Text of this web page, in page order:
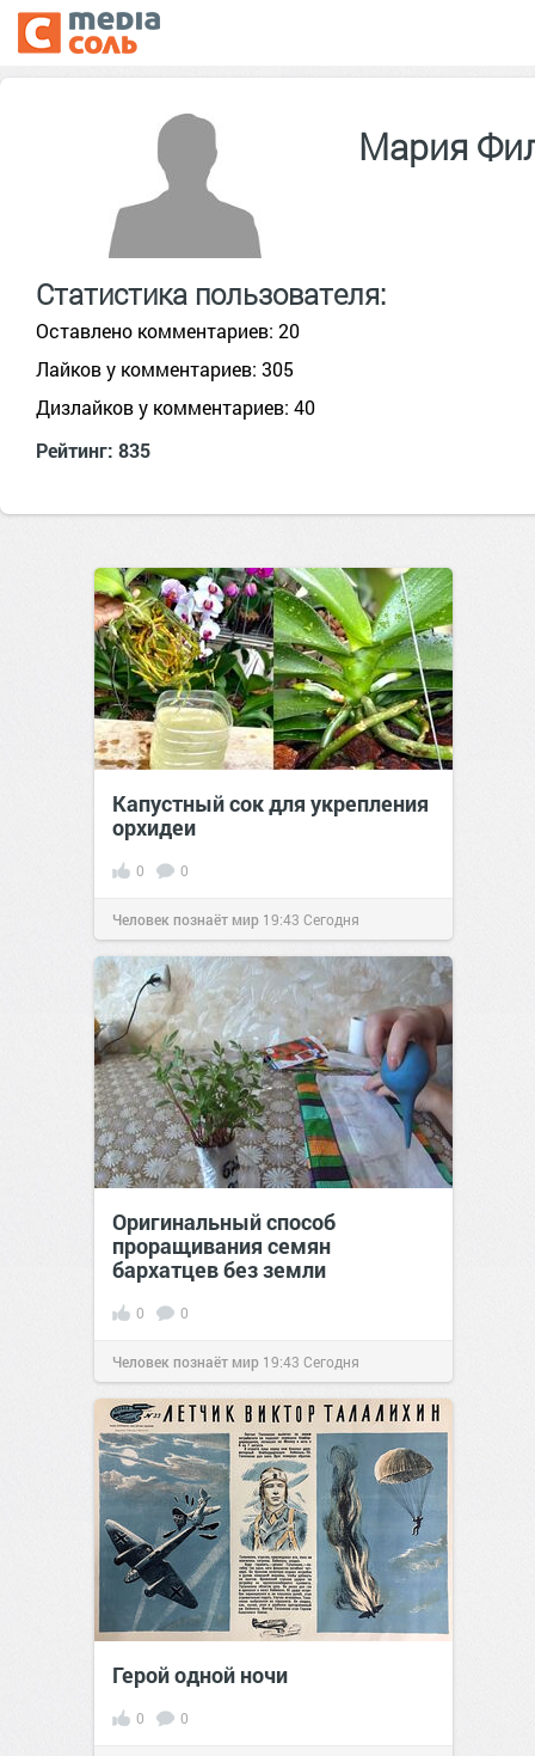
Мария
Статистика пользователя:
Оставлено комментариев: 20
Лайков у комментариев: 305
Дизлайков у комментариев: 40
Рейтинг: 835
Капустный сок для укрепления
орхидеи
0 0
Человек познаёт мир 19:43 Сегодня
Оригинальный способ
проращивания семян
бархатцев без земли
0 0
Человек познаёт мир 19:43 Сегодня
Герой одной ночи
0 0